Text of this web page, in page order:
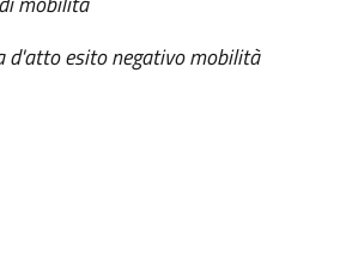
esito negativo mobilità